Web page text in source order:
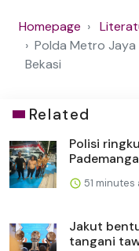
Homepage
Polda Metro
Bekasi
Related
Polisi
51 minutes
Jakut
tangani